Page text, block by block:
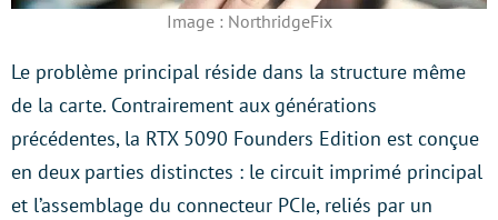
Image : NorthridgeFix
Le problème principal réside dans la structure même
de la carte. Contrairement aux générations
précédentes, la RTX 5090 Founders Edition est conçue
en deux parties distinctes : le circuit imprimé principal
et l’assemblage du connecteur PCIe, reliés par un